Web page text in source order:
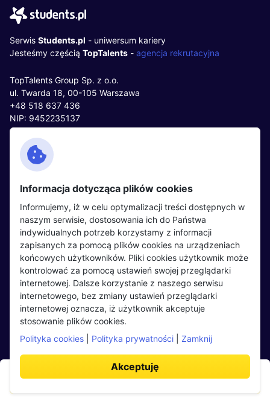
Aplikuj teraz
Serwis Students.pl - uniwersum kariery
Jesteśmy częścią TopTalents - agencja rekrutacyjna
TopTalents Group Sp. z o.o.
ul. Twarda 18, 00-105 Warszawa
+48 518 637 436
NIP: 9452235137
Kontakt
Facebook
Twitter
LinkedIn
Partnerzy
Wydarzenia
Kandydaci
Regulamin kandydata
Oferty pracy
Pracodawcy
Opinie o pracodawcach
Blog
Pracodawcy
Regulamin pracodawcy
Dodaj ogłoszenie
Informacja dotycząca plików cookies
Informujemy, iż w celu optymalizacji treści dostępnych w
naszym serwisie, dostosowania ich do Państwa
indywidualnych potrzeb korzystamy z informacji
zapisanych za pomocą plików cookies na urządzeniach
końcowych użytkowników. Pliki cookies użytkownik może
kontrolować za pomocą ustawień swojej przeglądarki
internetowej. Dalsze korzystanie z naszego serwisu
internetowego, bez zmiany ustawień przeglądarki
internetowej oznacza, iż użytkownik akceptuje
stosowanie plików cookies.
Polityka cookies
Polityka prywatności Zamknij
Akceptuję